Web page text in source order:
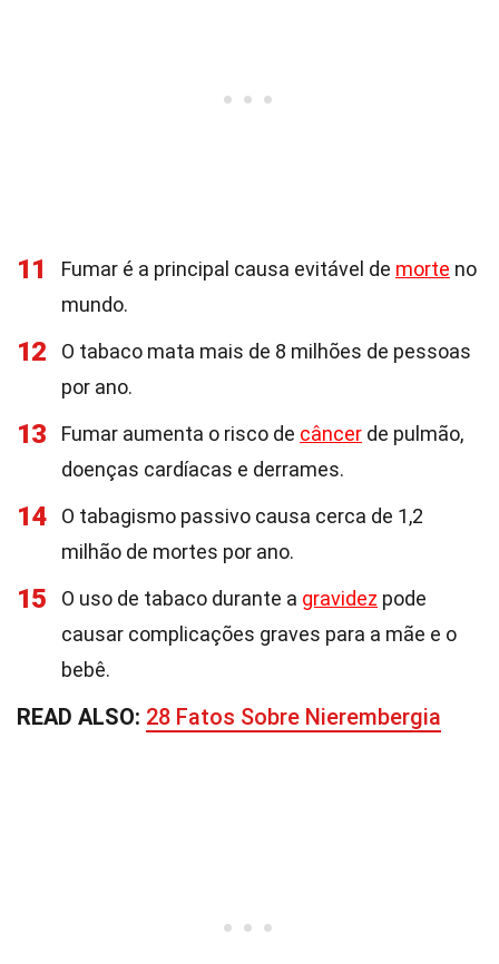
11 Fumar é a principal causa evitável de morte no
mundo.
12
O tabaco mata mais de 8 milhões de pessoas
por ano.
13 Fumar aumenta o risco de câncer de pulmão,
doenças cardíacas e derrames.
14
O tabagismo passivo causa cerca de 1,2
milhão de mortes por ano.
15 O uso de tabaco durante a gravidez pode
causar complicações graves para a mãe e o
bebê.
READ ALSO: 28 Fatos Sobre Nierembergia